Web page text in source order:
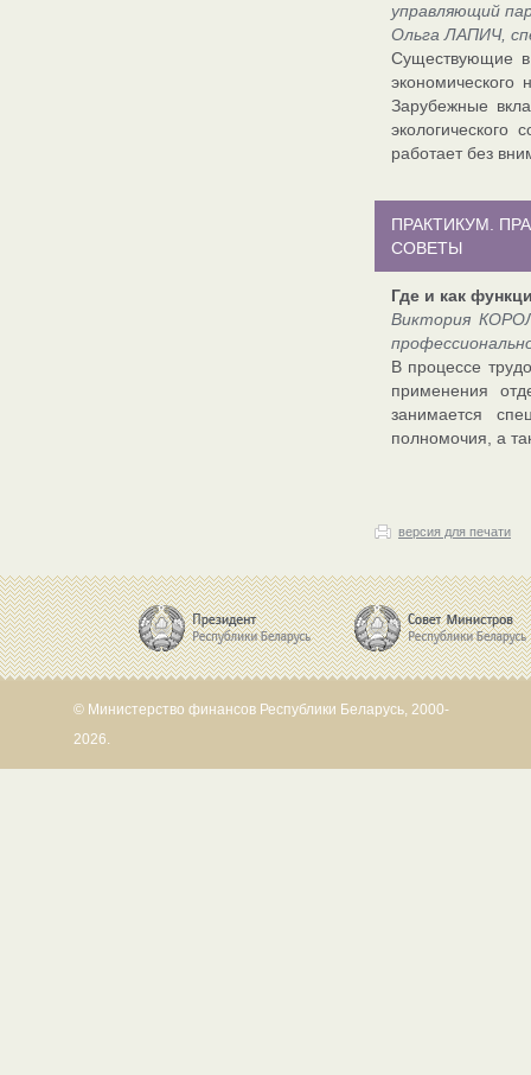
управляющий
Ольга ЛАПИЧ,
Существующие в
Зарубежные
работает без
ПРАКТИКУМ.
СОВЕТЫ
Где и как
Виктория
В процессе
применения
занимается
полномочия, а
версия для печати
© Министерство финансов Республики Беларусь, 2000-
2026.